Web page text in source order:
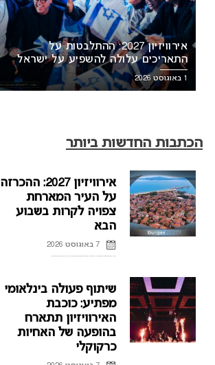
אירוויזיון 2027: ההתלבטות על
התאריכים עלולה להשפיע על ישראל
1 באוגוסט 2026
הכתבות החדשות ביותר
אירוויזיון 2027: ההכרזה
על העיר המארחת
צפויה לקרות בשבוע
הבא
7 באוגוסט 2026
שיתוף פעולה בינלאומי
מפתיע: כוכבת
האירוויזיון תתארח
בהופעה של האחיות
כרקוקלי